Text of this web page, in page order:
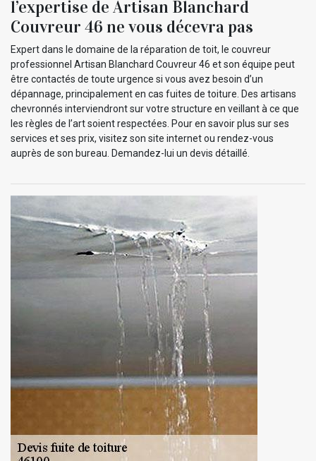
l’expertise de Artisan Blanchard
Couvreur 46 ne vous décevra pas
Expert dans le domaine de la réparation de toit, le couvreur
professionnel Artisan Blanchard Couvreur 46 et son équipe peut
être contactés de toute urgence si vous avez besoin d’un
dépannage, principalement en cas fuites de toiture. Des artisans
chevronnés interviendront sur votre structure en veillant à ce que
les règles de l’art soient respectées. Pour en savoir plus sur ses
services et ses prix, visitez son site internet ou rendez-vous
auprès de son bureau. Demandez-lui un devis détaillé.